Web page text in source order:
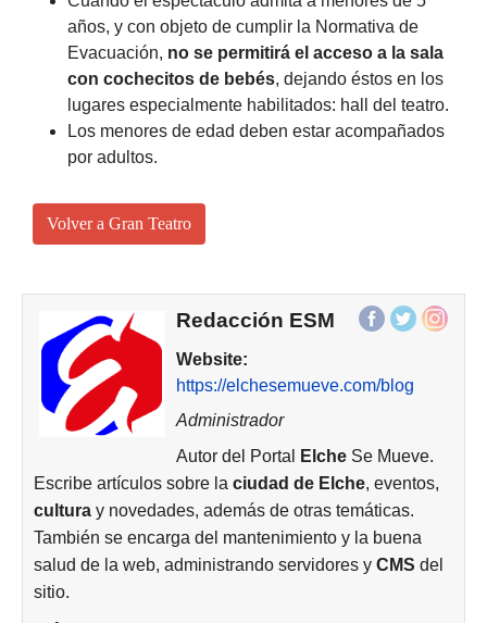
años, y con objeto de cumplir la Normativa de
Evacuación, no se permitirá el acceso a la sala
con cochecitos de bebés, dejando éstos en los
lugares especialmente habilitados: hall del teatro.
Los menores de edad deben estar acompañados
por adultos.
Volver a Gran Teatro
Redacción ESM
Website:
https://elchesemueve.com/blog
Administrador
Autor del Portal
ElcheSe Mueve.
Escribe artículos sobre la ciudad de Elche, eventos,
cultura y novedades, además de otras temáticas.
También se encarga del mantenimiento y la buena
salud de la web, administrando servidores y CMS del
sitio.